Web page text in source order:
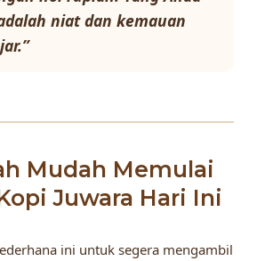
niat dan kemauan
Mudah Memulai
Juwara Hari Ini
ini untuk segera mengambil